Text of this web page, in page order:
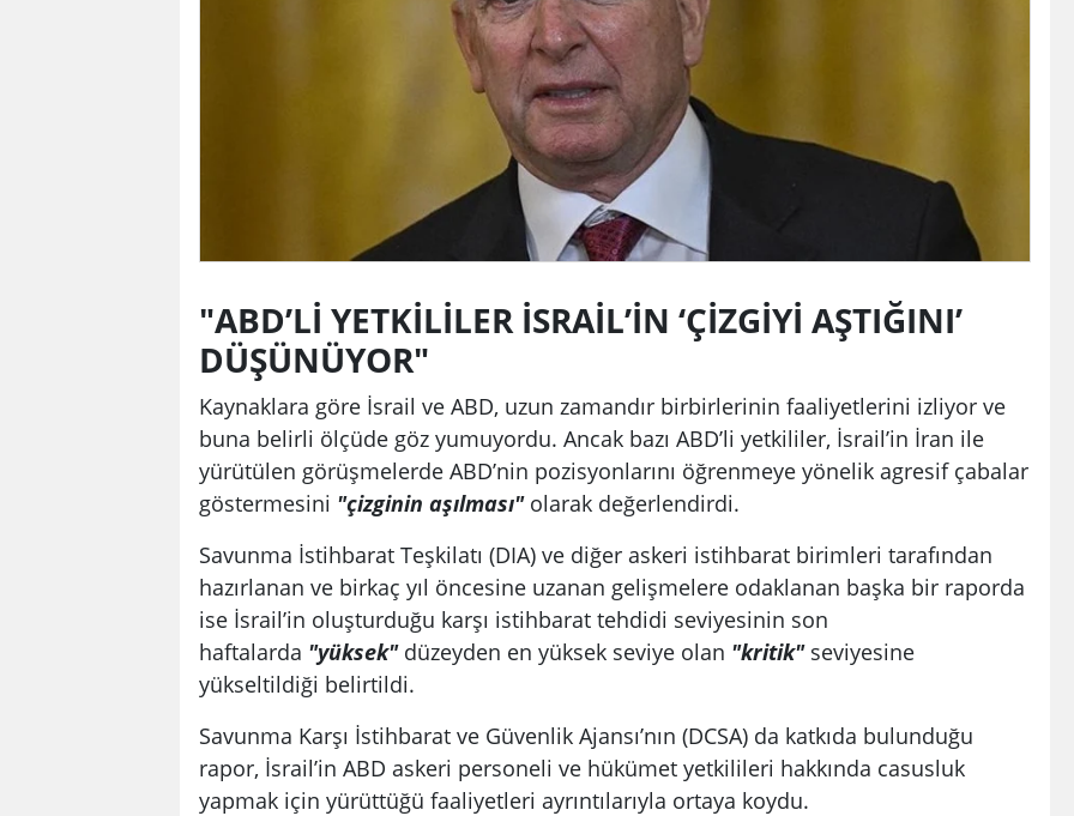
"ABD’Lİ YETKİLİLER İSRAİL’İN ‘ÇİZGİYİ AŞTIĞINI’
DÜŞÜNÜYOR"
Kaynaklara göre İsrail ve ABD, uzun zamandır birbirlerinin faaliyetlerini izliyor ve
buna belirli ölçüde göz yumuyordu. Ancak bazı ABD’li yetkililer, İsrail’in İran ile
yürütülen görüşmelerde ABD’nin pozisyonlarını öğrenmeye yönelik agresif çabalar
göstermesini "çizginin aşılması"olarak değerlendirdi.
Savunma İstihbarat Teşkilatı (DIA) ve diğer askeri istihbarat birimleri tarafından
hazırlanan ve birkaç yıl öncesine uzanan gelişmelere odaklanan başka bir raporda
ise İsrail’in oluşturduğu karşı istihbarat tehdidi seviyesinin son
haftalarda "yüksek"düzeyden en yüksek seviye olan "kritik"seviyesine
yükseltildiği belirtildi.
Savunma Karşı İstihbarat ve Güvenlik Ajansı’nın (DCSA) da katkıda bulunduğu
rapor, İsrail’in ABD askeri personeli ve hükümet yetkilileri hakkında casusluk
yapmak için yürüttüğü faaliyetleri ayrıntılarıyla ortaya koydu.